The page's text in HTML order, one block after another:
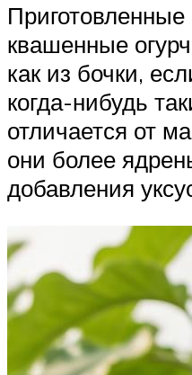
квашенные
как из бочки,
когда-нибудь
отличается от
они более
добавления